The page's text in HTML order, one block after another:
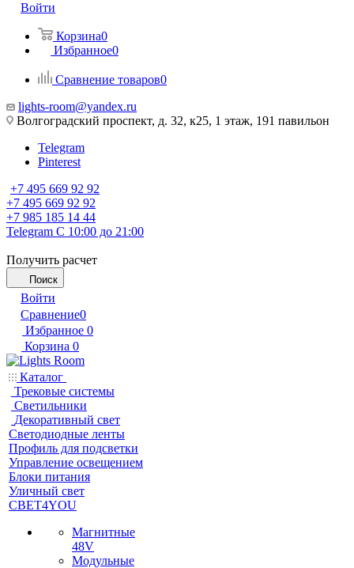
Войти
Корзина0
Избранное0
Сравнение товаров0
lights-room@yandex.ru
Волгоградский проспект, д. 32, к25, 1 этаж, 191 павильон
Telegram
Pinterest
+7 495 669 92 92
+7 495 669 92 92
+7 985 185 14 44
Telegram С 10:00 до 21:00
Получить расчет
Поиск
Войти
Сравнение0
Избранное 0
Корзина 0
Каталог
Трековые системы
Светильники
Декоративный свет
Светодиодные ленты
Профиль для подсветки
Управление освещением
Блоки питания
Уличный свет
СВЕТ4YOU
Магнитные
48V
Модульные